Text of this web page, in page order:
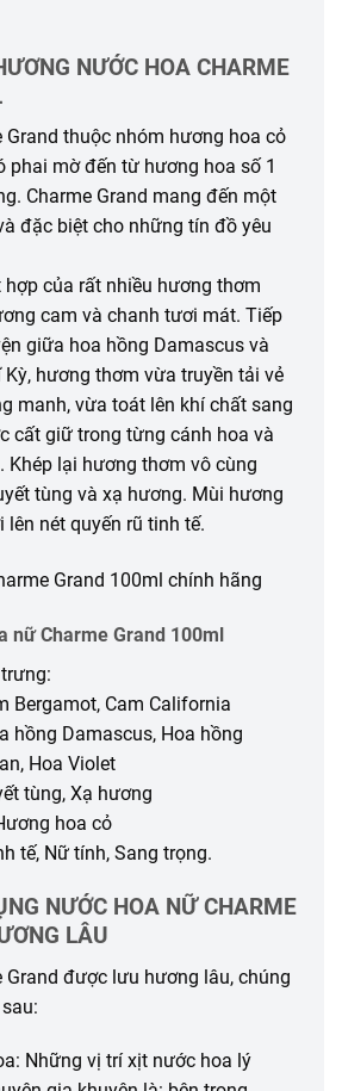
NƯỚC HOA CHARME
Grand thuộc nhóm hương hoa cỏ
phai mờ đến từ hương hoa số 1
Charme Grand mang đến một
đặc biệt cho những tín đồ yêu
của rất nhiều hương thơm
cam và chanh tươi mát. Tiếp
giữa hoa hồng Damascus và
Kỳ, hương thơm vừa truyền tải vẻ
manh, vừa toát lên khí chất sang
cất giữ trong từng cánh hoa và
Khép lại hương thơm vô cùng
tùng và xạ hương. Mùi hương
nét quyến rũ tinh tế.
nữ Charme Grand 100ml
Bergamot, Cam California
hồng Damascus, Hoa hồng
Hoa Violet
tùng, Xạ hương
hoa cỏ
tế, Nữ tính, Sang trọng.
NƯỚC HOA NỮ CHARME
LÂU
Grand được lưu hương lâu, chúng
Những vị trí xịt nước hoa lý